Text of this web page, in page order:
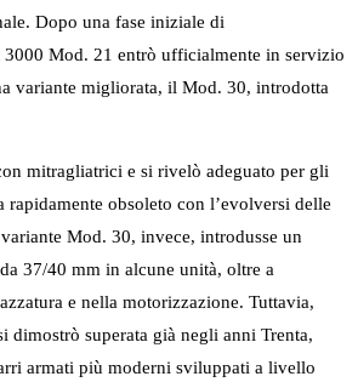
Dopo una fase iniziale di
3000 Mod. 21 entrò ufficialmente in servizio
variante migliorata, il Mod. 30, introdotta
mitragliatrici e si rivelò adeguato per gli
rapidamente obsoleto con l’evolversi delle
Mod. 30, invece, introdusse un
37/40 mm in alcune unità, oltre a
e nella motorizzazione. Tuttavia,
dimostrò superata già negli anni Trenta,
armati più moderni sviluppati a livello